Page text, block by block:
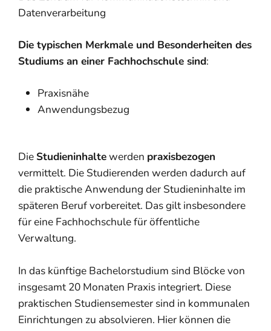
Datenverarbeitung
Die typischen Merkmale und Besonderheiten des
Studiums an einer Fachhochschule sind:
Praxisnähe
Anwendungsbezug
Die Studieninhaltewerden praxisbezogen
vermittelt. Die Studierenden werden dadurch auf
die praktische Anwendung der Studieninhalte im
späteren Beruf vorbereitet. Das gilt insbesondere
für eine Fachhochschule für öffentliche
Verwaltung.
In das künftige Bachelorstudium sind Blöcke von
insgesamt 20 Monaten Praxis integriert. Diese
praktischen Studiensemester sind in kommunalen
Einrichtungen zu absolvieren. Hier können die